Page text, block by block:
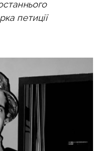
петиції